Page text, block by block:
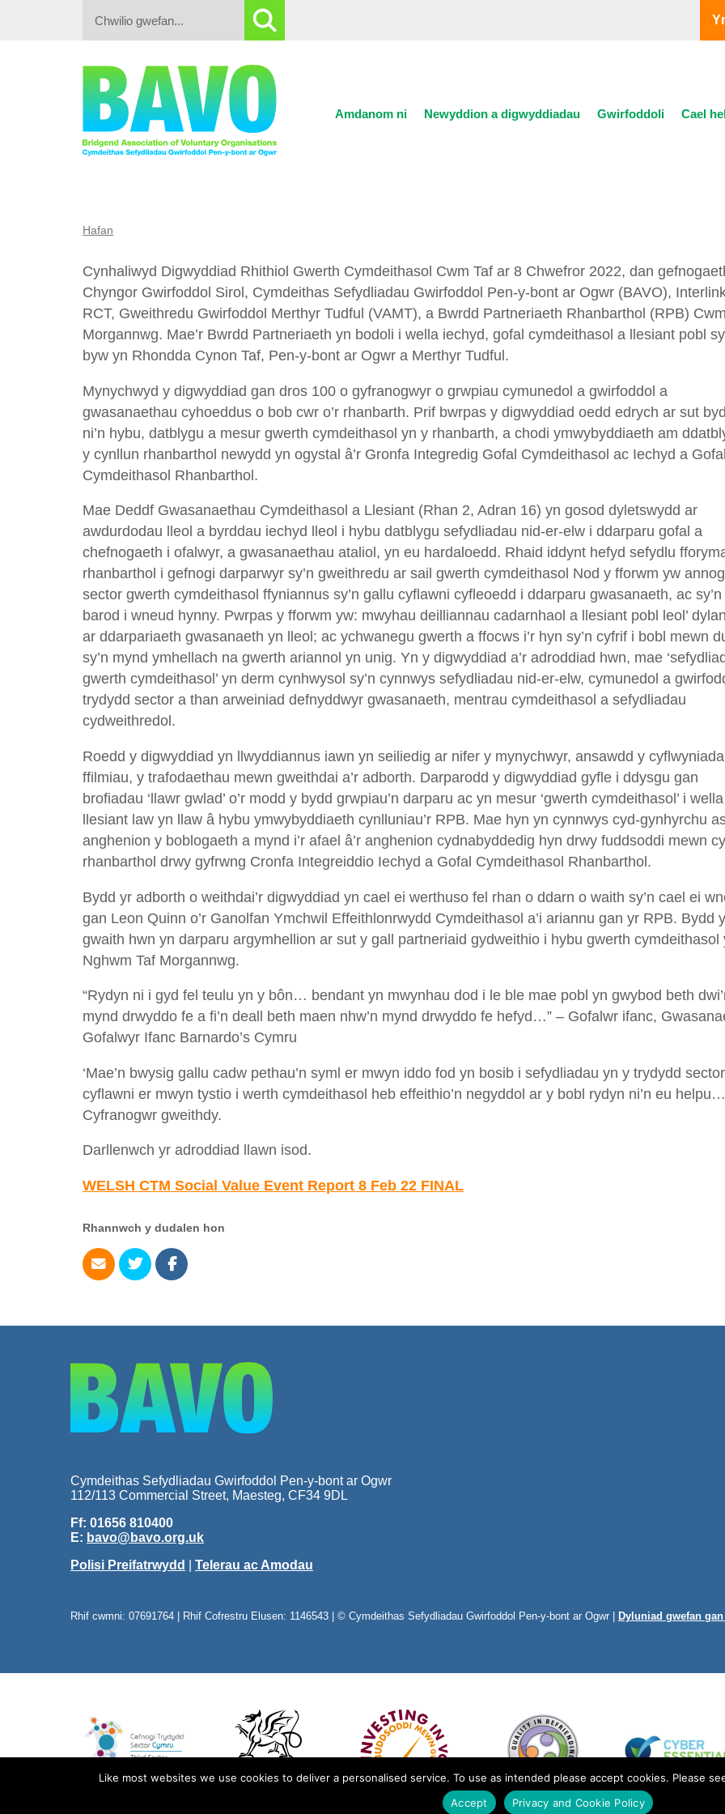
Amdanom ni Newyddion a digwyddiadau Gwirfoddoli Cael
Hafan
Cynhaliwyd Digwyddiad Rhithiol Gwerth Cymdeithasol Cwm Taf ar 8 Chwefror 2022, dan
Chyngor Gwirfoddol Sirol, Cymdeithas Sefydliadau Gwirfoddol Pen-y-bont ar Ogwr (BAVO),
RCT, Gweithredu Gwirfoddol Merthyr Tudful (VAMT), a Bwrdd Partneriaeth Rhanbarthol (RPB)
Morgannwg. Mae’r Bwrdd Partneriaeth yn bodoli i wella iechyd, gofal cymdeithasol a llesiant pobl
byw yn Rhondda Cynon Taf, Pen-y-bont ar Ogwr a Merthyr Tudful.
Mynychwyd y digwyddiad gan dros 100 o gyfranogwyr o grwpiau cymunedol a gwirfoddol a
gwasanaethau cyhoeddus o bob cwr o’r rhanbarth. Prif bwrpas y digwyddiad oedd edrych ar sut
ni’n hybu, datblygu a mesur gwerth cymdeithasol yn y rhanbarth, a chodi ymwybyddiaeth am
y cynllun rhanbarthol newydd yn ogystal â’r Gronfa Integredig Gofal Cymdeithasol ac Iechyd a
Cymdeithasol Rhanbarthol.
Mae Deddf Gwasanaethau Cymdeithasol a Llesiant (Rhan 2, Adran 16) yn gosod dyletswydd ar
awdurdodau lleol a byrddau iechyd lleol i hybu datblygu sefydliadau nid-er-elw i ddarparu gofal a
chefnogaeth i ofalwyr, a gwasanaethau ataliol, yn eu hardaloedd. Rhaid iddynt hefyd sefydlu
rhanbarthol i gefnogi darparwyr sy’n gweithredu ar sail gwerth cymdeithasol Nod y fforwm yw annog
sector gwerth cymdeithasol ffyniannus sy’n gallu cyflawni cyfleoedd i ddarparu gwasanaeth, ac sy’n
barod i wneud hynny. Pwrpas y fforwm yw: mwyhau deilliannau cadarnhaol a llesiant pobl leol’
ar ddarpariaeth gwasanaeth yn lleol; ac ychwanegu gwerth a ffocws i’r hyn sy’n cyfrif i bobl mewn
sy’n mynd ymhellach na gwerth ariannol yn unig. Yn y digwyddiad a’r adroddiad hwn, mae
gwerth cymdeithasol’ yn derm cynhwysol sy’n cynnwys sefydliadau nid-er-elw, cymunedol a
trydydd sector a than arweiniad defnyddwyr gwasanaeth, mentrau cymdeithasol a sefydliadau
cydweithredol.
Roedd y digwyddiad yn llwyddiannus iawn yn seiliedig ar nifer y mynychwyr, ansawdd y
ffilmiau, y trafodaethau mewn gweithdai a’r adborth. Darparodd y digwyddiad gyfle i ddysgu gan
brofiadau ‘llawr gwlad’ o’r modd y bydd grwpiau’n darparu ac yn mesur ‘gwerth cymdeithasol’ i wella
llesiant law yn llaw â hybu ymwybyddiaeth cynlluniau’r RPB. Mae hyn yn cynnwys cyd-gynhyrchu
anghenion y boblogaeth a mynd i’r afael â’r anghenion cydnabyddedig hyn drwy fuddsoddi mewn
rhanbarthol drwy gyfrwng Cronfa Integreiddio Iechyd a Gofal Cymdeithasol Rhanbarthol.
Bydd yr adborth o weithdai’r digwyddiad yn cael ei werthuso fel rhan o ddarn o waith sy’n cael ei
gan Leon Quinn o’r Ganolfan Ymchwil Effeithlonrwydd Cymdeithasol a’i ariannu gan yr RPB. Bydd y
gwaith hwn yn darparu argymhellion ar sut y gall partneriaid gydweithio i hybu gwerth cymdeithasol
Nghwm Taf Morgannwg.
“Rydyn ni i gyd fel teulu yn y bôn… bendant yn mwynhau dod i le ble mae pobl yn gwybod beth
mynd drwyddo fe a fi’n deall beth maen nhw’n mynd drwyddo fe hefyd…” – Gofalwr ifanc,
Gofalwyr Ifanc Barnardo’s Cymru
‘Mae’n bwysig gallu cadw pethau’n syml er mwyn iddo fod yn bosib i sefydliadau yn y trydydd
cyflawni er mwyn tystio i werth cymdeithasol heb effeithio’n negyddol ar y bobl rydyn ni’n eu
Cyfranogwr gweithdy.
Darllenwch yr adroddiad llawn isod.
WELSH CTM Social Value Event Report 8 Feb 22 FINAL
Rhannwch y dudalen hon
Cymdeithas Sefydliadau Gwirfoddol Pen-y-bont ar Ogwr
112/113 Commercial Street, Maesteg, CF34 9DL
Ff: 01656 810400
E: bavo@bavo.org.uk
Polisi Preifatrwydd
Telerau ac Amodau
Rhif cwmni: 07691764 | Rhif Cofrestru Elusen: 1146543 | © Cymdeithas Sefydliadau Gwirfoddol Pen-y-bont ar Ogwr | Dyluniad gwefan gan
Like most websites we use cookies to deliver a personalised service. To use as intended please accept cookies. Please
Accept
Privacy and Cookie Policy